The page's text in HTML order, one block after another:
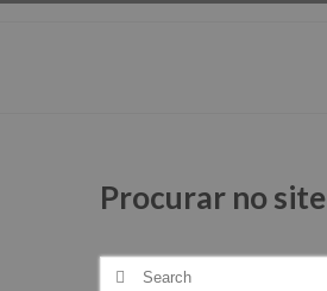
Procurar no site
Search
for: